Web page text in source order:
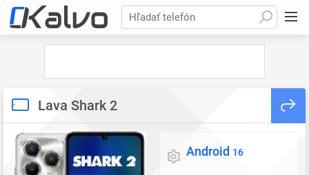
Hľadať telefón
Lava Shark 2
Operačný systém
Android 16